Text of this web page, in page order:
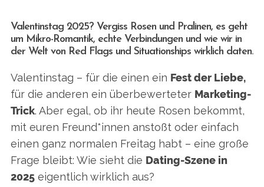
Valentinstag 2025? Vergiss Rosen und Pralinen, es geht
um Mikro-Romantik, echte Verbindungen und wie wir in
der Welt von Red Flags und Situationships wirklich daten.
Valentinstag – für die einen ein Fest der Liebe,
für die anderen ein überbewerteter Marketing-
Trick. Aber egal, ob ihr heute Rosen bekommt,
mit euren Freund*innen anstoßt oder einfach
einen ganz normalen Freitag habt – eine große
Frage bleibt: Wie sieht die Dating-Szene in
2025eigentlich wirklich aus?